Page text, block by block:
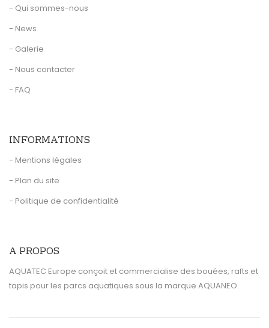
- Qui sommes-nous
- News
- Galerie
- Nous contacter
- FAQ
INFORMATIONS
- Mentions légales
- Plan du site
- Politique de confidentialité
A PROPOS
AQUATEC Europe conçoit et commercialise des bouées, rafts et
tapis pour les parcs aquatiques sous la marque AQUANEO.